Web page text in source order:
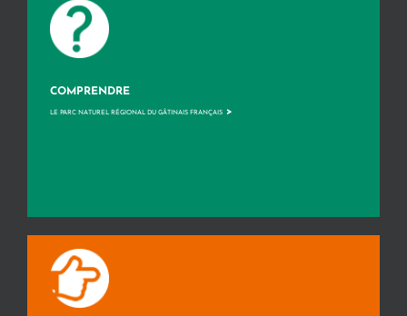
COMPRENDRE
LE PARC NATUREL RÉGIONAL DU GÂTINAIS FRANÇAIS >